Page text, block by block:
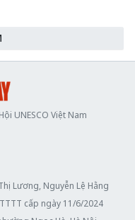
UNESCO Việt Nam
Lương, Nguyễn Lệ Hằng
cấp ngày 11/6/2024